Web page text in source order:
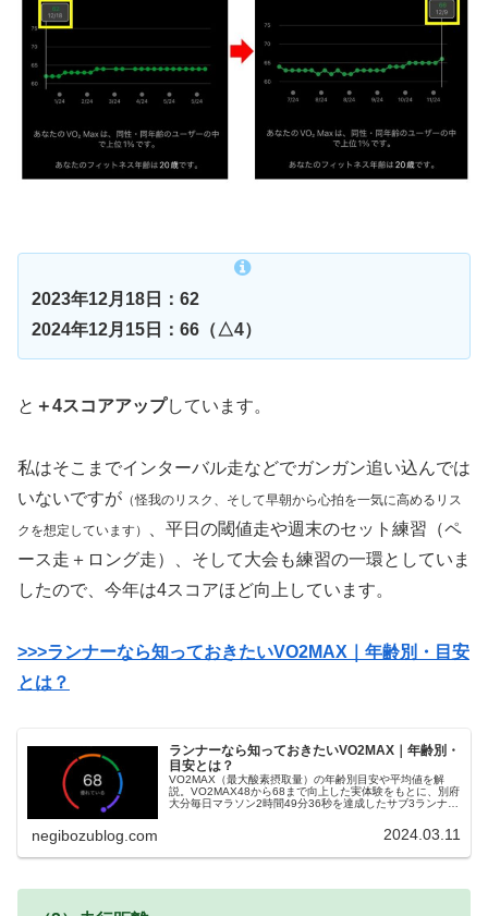
2023年12月18日：62
2024年12月15日：66（△4）
と ＋4スコアアップしています。
私はそこまでインターバル走などでガンガン追い込んでは
いないですが （怪我のリスク、そして早朝から心拍を一気に高めるリス
クを想定しています）
、平日の閾値走や週末のセット練習（ペ
ース走＋ロング走）、そして大会も練習の一環としていま
したので、今年は4スコアほど向上しています。
>>>ランナーなら知っておきたいVO2MAX｜年齢別・目安
とは？
ランナーなら知っておきたいVO2MAX｜年齢別・
目安とは？
VO2MAX（最大酸素摂取量）の年齢別目安や平均値を解
説。VO2MAX48から68まで向上した実体験をもとに、別府
大分毎日マラソン2時間49分36秒を達成したサブ3ランナー
negibozublog.com 2024.03.11